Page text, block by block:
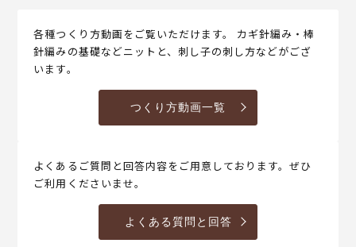
各種つくり方動画をご覧いただけます。 カギ針編み・棒
針編みの基礎などニットと、刺し子の刺し方などがござ
います。
つくり方動画一覧
よくあるご質問と回答内容をご用意しております。ぜひ
ご利用くださいませ。
よくある質問と回答